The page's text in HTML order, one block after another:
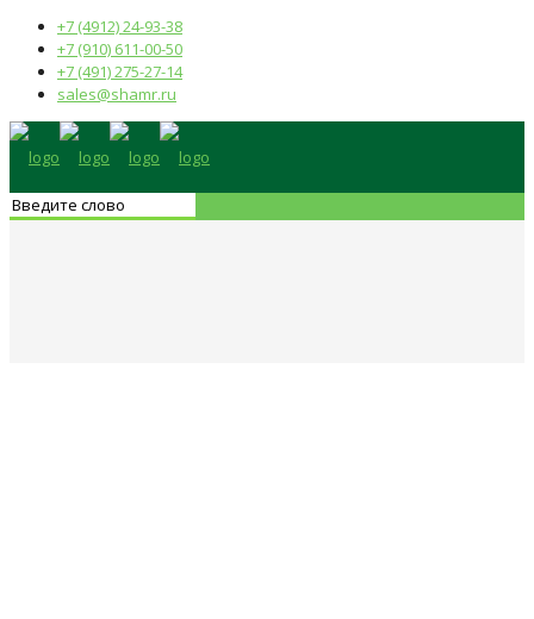
+7 (4912) 24-93-38
+7 (910) 611-00-50
+7 (491) 275-27-14
sales@shamr.ru